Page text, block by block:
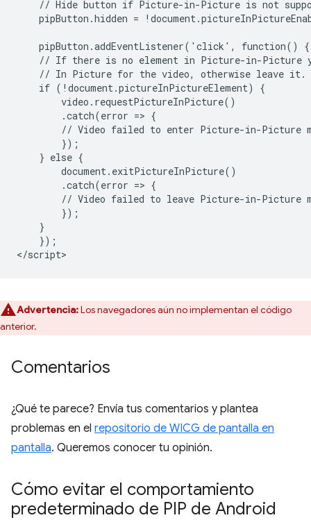
// Hide button if Picture-in-Picture is not
pipButton.hidden =
    pipButton.addEventListener('click', function() {
// If there is no element in Picture-in-Picture
    // In Picture for the video, otherwise leave it.
    if (!document.pictureInPictureElement) {
        video.requestPictureInPicture()
        .catch(error => {
// Video failed to enter Picture-in-Picture
        });
    } else {
        document.exitPictureInPicture()
        .catch(error => {
// Video failed to leave Picture-in-Picture
        });
    }
    });
Advertencia:Los navegadores aún no implementan el código
anterior.
Comentarios
¿Qué te parece? Envía tus comentarios y plantea
problemas en el repositorio de WICG de pantalla en
pantalla. Queremos conocer tu opinión.
Cómo evitar el comportamiento
predeterminado de PIP de Android